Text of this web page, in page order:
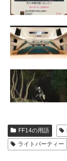
FF14の用語
ライトパーティー